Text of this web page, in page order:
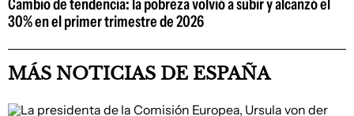
Cambio de tendencia: la pobreza volvió a subir y alcanzó el
30% en el primer trimestre de 2026
MÁS NOTICIAS DE ESPAÑA